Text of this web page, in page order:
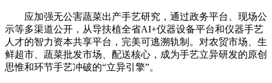
应加强无公害蔬菜出产手艺研究，通过政务平台、现场公
示等多渠道公开，从导扶植全省AI+仪器设备平台和仪器手艺
人才的智力资本共享平台，完美可逃溯轨制。对农贸市场、生
鲜超市、蔬菜批发市场、配送核心，成为手艺立异研发的原创
思惟和环节手艺冲破的“立异引擎”。